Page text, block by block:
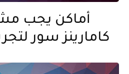
كامارينز سور